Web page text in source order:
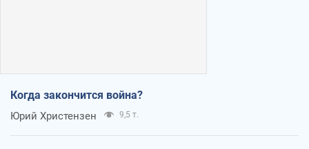
Когда закончится война?
Юрий Христензен 9,5 т.